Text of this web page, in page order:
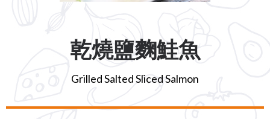
乾燒鹽麴鮭魚
Grilled Salted Sliced Salmon